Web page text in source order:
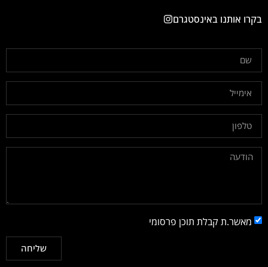
בקרו אותנו באינסטגרם
מאשר.ת קבלת תוכן פרסומי
שליחה